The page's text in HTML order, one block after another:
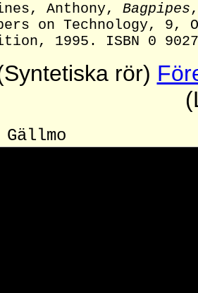
Anthony, Bagpipes
on Technology,
1995. ISBN 0
rör)